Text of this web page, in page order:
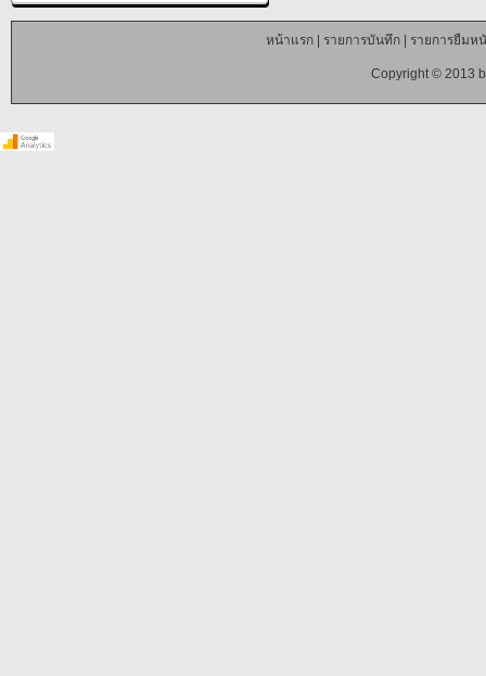
หน้าแรก| รายการบันทึก| รายการยืมห
Copyright © 2013